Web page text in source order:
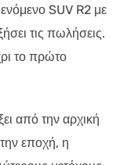
SUV R2 με
τις πωλήσεις.
το πρώτο
από την αρχική
εποχή, η